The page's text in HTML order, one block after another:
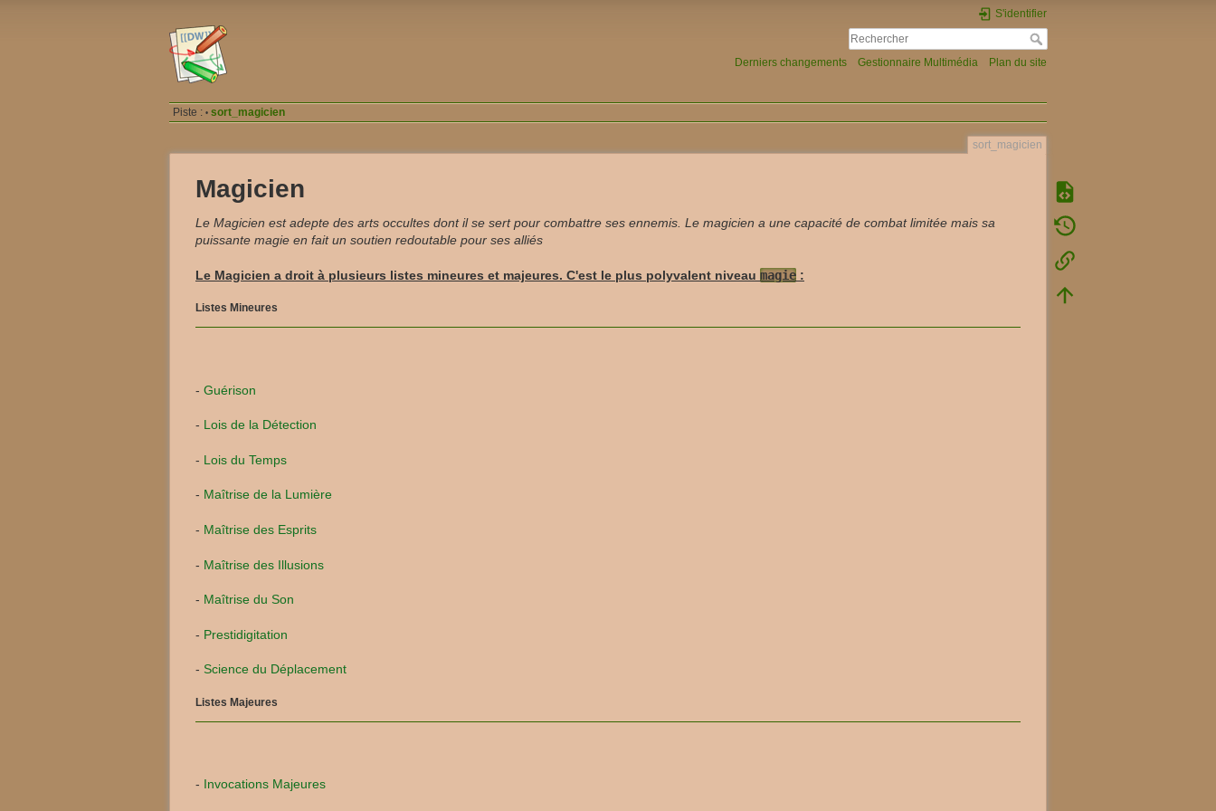
S'identifier
Derniers changements Gestionnaire Multimédia Plan du site
Piste : • sort_magicien
sort_magicien
Magicien
Le Magicien est adepte des arts occultes dont il se sert pour combattre ses ennemis. Le magicien a une capacité de combat limitée mais sa
puissante magie en fait un soutien redoutable pour ses alliés
Le Magicien a droit à plusieurs listes mineures et majeures. C'est le plus polyvalent niveau magie :
Listes Mineures
- Guérison
- Lois de la Détection
- Lois du Temps
- Maîtrise de la Lumière
- Maîtrise des Esprits
- Maîtrise des Illusions
- Maîtrise du Son
- Prestidigitation
- Science du Déplacement
Listes Majeures
- Invocations Majeures